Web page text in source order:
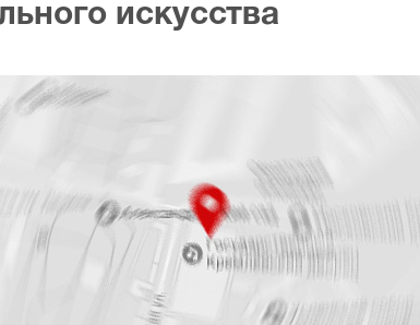
искусства